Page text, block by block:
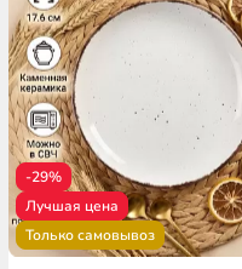
-29%
Лучшая цена
Только самовывоз